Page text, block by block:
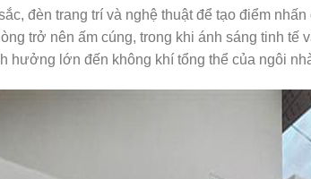
đèn trang trí và nghệ thuật để tạo điểm
trở nên ấm cúng, trong khi ánh sáng tinh tế
hưởng lớn đến không khí tổng thể của ngôi